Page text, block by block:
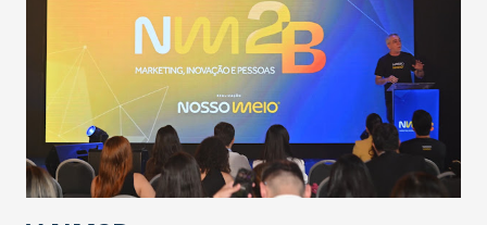
aumento de casos de dengue, influenza ou H1N1. Trata-se
de uma epidemia com um vírus diferente, com um poder de
contaminação maior que outros coronavírus”, apontou o
secretário. Segundo ele, é uma epidemia com chance de
contaminação alta, podendo gerar um grande risco à
população e ao sistema de saúde. “Precisamos saber fazer a
estratificação do risco da doença, para não so...